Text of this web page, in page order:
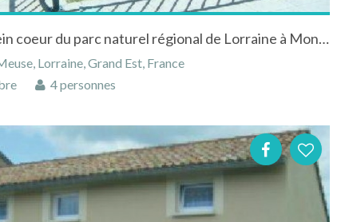
Gîte 3 étoiles en plein coeur du parc naturel régional de Lorraine à Montsec
Lorraine, Grand Est, France
4 personnes